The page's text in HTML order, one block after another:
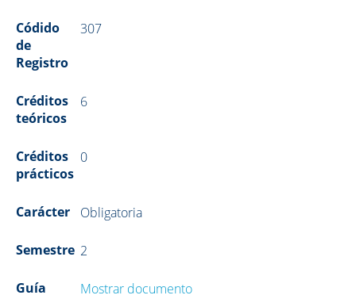
Códido
de
Registro
307
Créditos
teóricos
6
Créditos
prácticos
0
Carácter Obligatoria
Semestre 2
Guía
Mostrar documento